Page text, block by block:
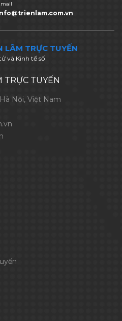
LÃM TRỰC TUYẾN
và Kinh tế số
TRỰC TUYẾN
Nội, Việt Nam